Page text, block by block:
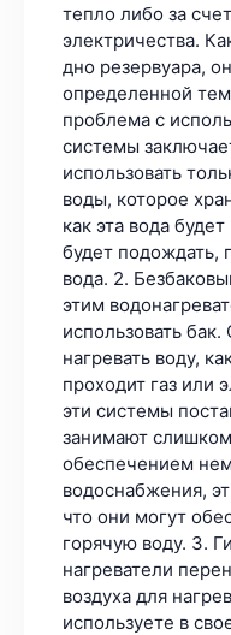
тепло либо за
электричества.
дно резервуара,
определенной
проблема с
системы
использовать
воды, которое
как эта вода
будет подождать,
вода. 2.
этим
использовать
нагревать воду,
проходит газ или
эти системы
занимают
обеспечением
водоснабжения,
что они могут
горячую воду. 3.
нагреватели
воздуха для
используете в